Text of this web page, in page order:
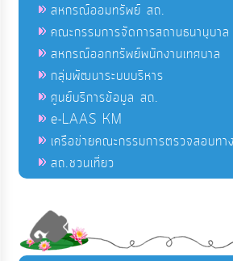
สหกรณ์ออมทรัพย์ สถ.
คณะกรรมการจัดการสถานธนานุบา
สหกรณ์ออกทรัพย์พนักงานเทศบาล
กลุ่มพัฒนาระบบบริหาร
ศูนย์บริการข้อมูล สถ.
e-LAAS KM
เครือข่ายคณะกรรมการตรวจสอบทา
สถ.ชวนเที่ยว